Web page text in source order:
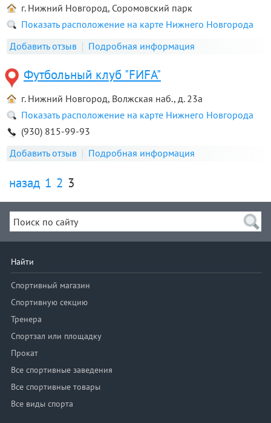
г. Нижний Новгород, Соромовский парк
Показать расположение на карте Нижнего Новгорода
Добавить отзыв
Подробная информация
Футбольный клуб "FИFA"
г. Нижний Новгород, Волжская наб., д. 23а
Показать расположение на карте Нижнего Новгорода
(930) 815-99-93
Добавить отзыв
Подробная информация
назад 1 2 3
Найти
Спортивный магазин
Спортивную секцию
Тренера
Спортзал или площадку
Прокат
Все спортивные заведения
Все спортивные товары
Все виды спорта